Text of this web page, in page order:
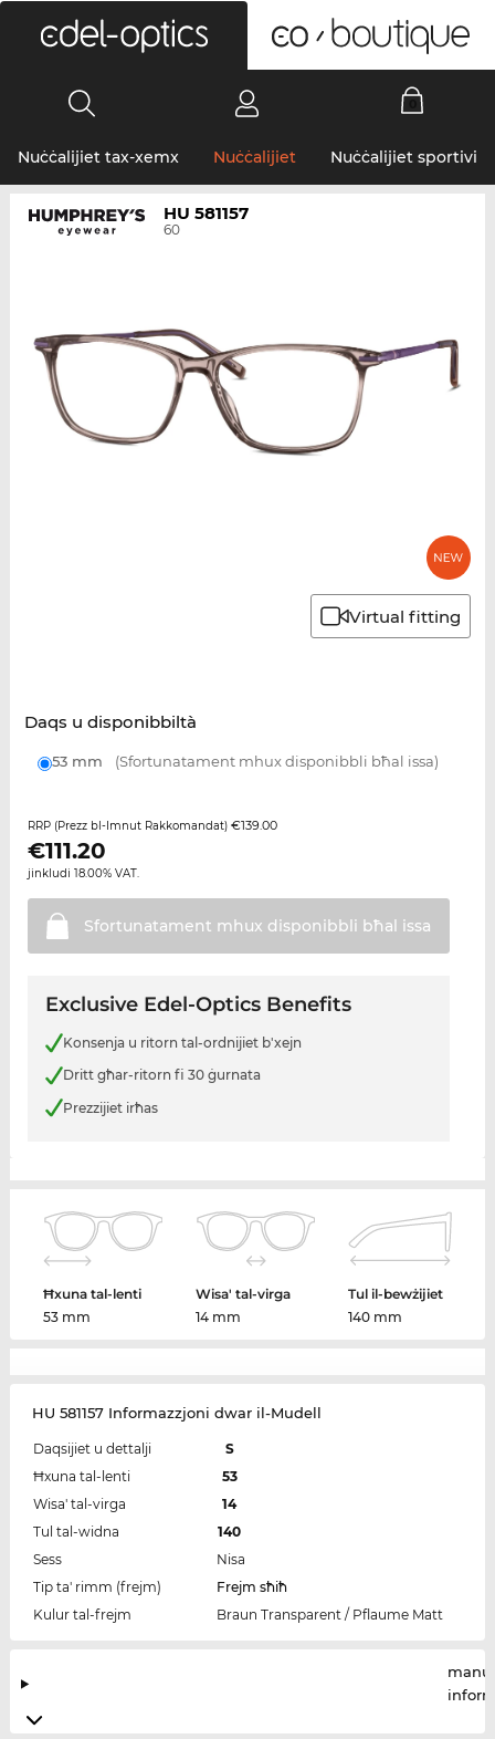
Nuċċalijiet tax-xemx Nuċċalijiet Nuċċalijiet sportivi
HU 581157
60
Virtual fitting
Daqs u disponibbiltà
53 mm (Sfortunatament mhux disponibbli bħal issa)
RRP (Prezz bl-Imnut Rakkomandat) €139.00
€111.20
jinkludi 18.00% VAT.
Sfortunatament mhux disponibbli bħal issa
Exclusive Edel-Optics Benefits
Konsenja u ritorn tal-ordnijiet b'xejn
Dritt għar-ritorn fi 30 ġurnata
Prezzijiet irħas
Ħxuna tal-lenti
53 mm
Wisa' tal-virga
14 mm
Tul il-bewżijiet
140 mm
HU 581157 Informazzjoni dwar il-Mudell
Daqsijiet u dettalji
S
Ħxuna tal-lenti
53
Wisa' tal-virga
14
Tul tal-widna
140
Sess
Nisa
Tip ta' rimm (frejm)
Frejm sħiħ
Kulur tal-frejm
Braun Transparent / Pflaume Matt